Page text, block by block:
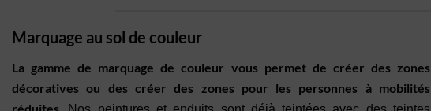
Marquage au sol de couleur
La gamme de marquage de couleur vous permet de créer des zones
décoratives ou des créer des zones pour les personnes à mobilités
réduites.